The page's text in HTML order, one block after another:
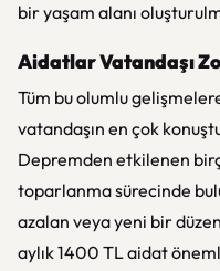
bir yaşam alanı
Aidatlar Vatandaşı
Tüm bu olumlu
vatandaşın en çok
Depremden etkilenen
toparlanma sürecinde
azalan veya yeni bir
aylık 1400 TL aidat